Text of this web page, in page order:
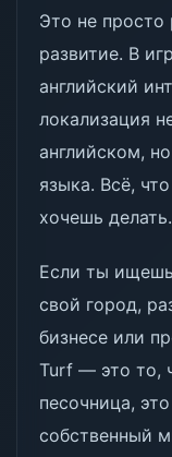
Это не просто
развитие. В
английский
локализация
английском,
языка. Всё,
хочешь делать.
Если ты
свой город,
бизнесе или
Turf — это то,
песочница,
собственный